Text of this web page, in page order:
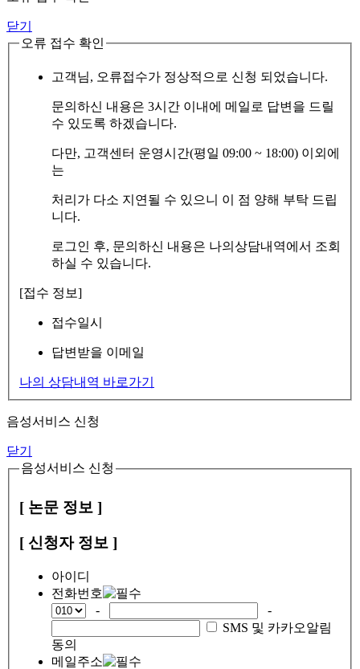
닫기
오류 접수 확인
고객님, 오류접수가 정상적으로 신청 되었습니다.
문의하신 내용은 3시간 이내에 메일로 답변을 드릴
수 있도록 하겠습니다.
다만, 고객센터 운영시간(평일 09:00 ~ 18:00) 이외에
는
처리가 다소 지연될 수 있으니 이 점 양해 부탁 드립
니다.
로그인 후, 문의하신 내용은 나의상담내역에서 조회
하실 수 있습니다.
[접수 정보]
접수일시
답변받을 이메일
나의 상담내역 바로가기
음성서비스 신청
닫기
음성서비스 신청
[ 논문 정보 ]
[ 신청자 정보 ]
아이디
전화번호
-
-
SMS 및 카카오알림
동의
메일주소